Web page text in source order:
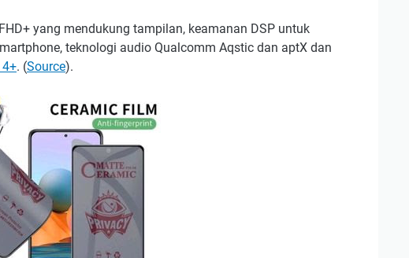
yang mendukung tampilan, keamanan DSP untuk
teknologi audio Qualcomm Aqstic dan aptX dan
4+. (Source).